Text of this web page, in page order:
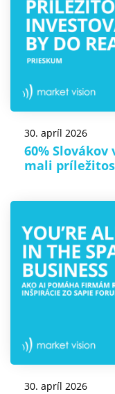
30. apríl 2026
60%
mali
30. apríl 2026